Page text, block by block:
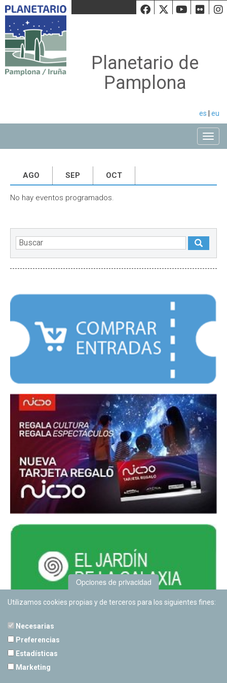
Facebook
Twiiter
Planetario de
Pamplona
es eu
AGO SEP OCT
No hay eventos programados.
Opciones de privacidad
Utilizamos cookies propias y de terceros para los siguientes fines:
Necesarias
Preferencias
Estadísticas
Marketing